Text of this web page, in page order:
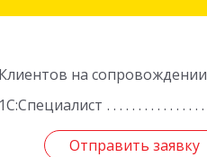
Клиентов на сопровождении
1С:Специалист
Отправить заявку
Отправить заявку